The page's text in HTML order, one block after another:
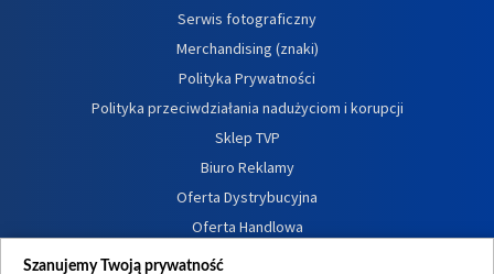
Serwis fotograficzny
Merchandising (znaki)
Polityka Prywatności
Polityka przeciwdziałania nadużyciom i korupcji
Sklep TVP
Biuro Reklamy
Oferta Dystrybucyjna
Oferta Handlowa
Dostępność
Szanujemy Twoją prywatność